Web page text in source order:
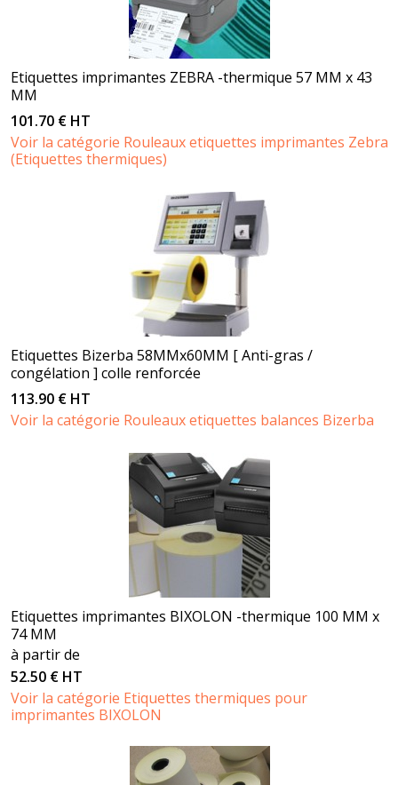
Etiquettes imprimantes ZEBRA -thermique 57 MM x 43
MM
101.70 € HT
Voir la catégorie Rouleaux etiquettes imprimantes Zebra
(Etiquettes thermiques)
Etiquettes Bizerba 58MMx60MM [ Anti-gras /
congélation ] colle renforcée
113.90 € HT
Voir la catégorie Rouleaux etiquettes balances Bizerba
Etiquettes imprimantes BIXOLON -thermique 100 MM x
74 MM
à partir de
52.50 € HT
Voir la catégorie Etiquettes thermiques pour
imprimantes BIXOLON